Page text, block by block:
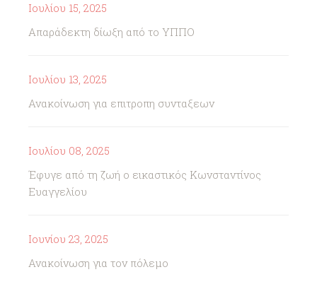
Ιουλίου 15, 2025
Απαράδεκτη δίωξη από το ΥΠΠΟ
Ιουλίου 13, 2025
Ανακοίνωση για επιτροπη συνταξεων
Ιουλίου 08, 2025
Έφυγε από τη ζωή ο εικαστικός Κωνσταντίνος
Ευαγγελίου
Ιουνίου 23, 2025
Ανακοίνωση για τον πόλεμο